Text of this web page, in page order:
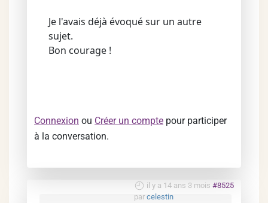
Je l'avais déjà évoqué sur un autre
sujet.
Bon courage !
Connexion ou Créer un compte pour participer
à la conversation.
il y a 14 ans 3 mois #8525
par celestin